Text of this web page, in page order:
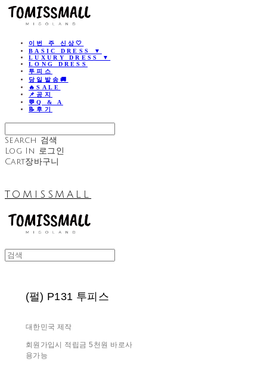
이번 주 신상🤍
BASIC DRESS ▼
LUXURY DRESS ▼
LONG DRESS
투피스
당일발송🚚
🔥SALE
📌공지
💬Q & A
📝후기
Search 검색
Log In 로그인
Cart장바구니
TOMISSMALL
(펄) P131 투피스
대한민국 제작
회원가입시 적립금 5천원 바로사
용가능